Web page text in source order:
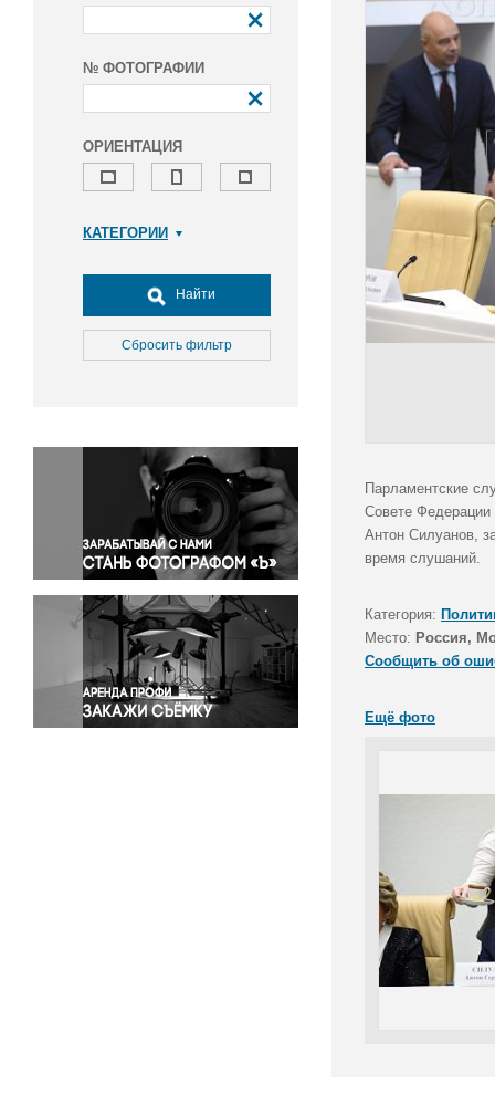
№ ФОТОГРАФИИ
ОРИЕНТАЦИЯ
КАТЕГОРИИ
Досуг, туризм и отдых
Культура
Медицина
Окружающая среда
Политика
Правосудие
Происшествия и конфликты
Религия
Светская жизнь
Спорт
Экология
Экономика и бизнес
Найти
Сбросить фильтр
Парламентские
Совете Федерации
Антон Силуанов,
время слушаний.
Категория:
Место: Россия,
Сообщить об
Ещё фото